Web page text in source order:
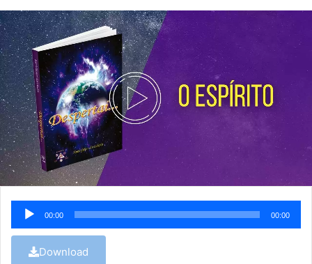
Tocador
de
áudio
00:00 00:00
Download